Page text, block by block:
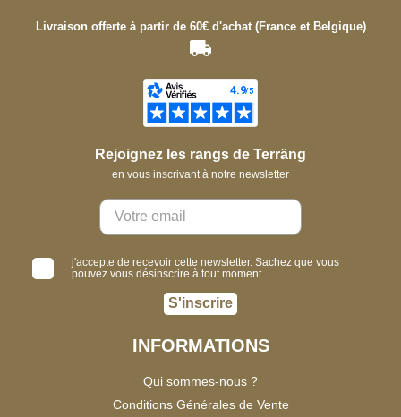
Livraison offerte à partir de 60€ d'achat (France et Belgique)
Rejoignez les rangs de Terräng
en vous inscrivant à notre newsletter
j'accepte de recevoir cette newsletter. Sachez que vous
pouvez vous désinscrire à tout moment.
S'inscrire
INFORMATIONS
Qui sommes-nous ?
Conditions Générales de Vente